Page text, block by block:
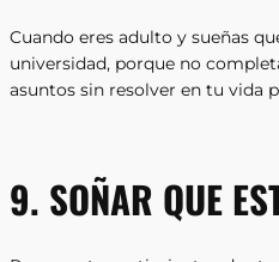
Cuando eres adulto y sueñas
universidad, porque no
asuntos sin resolver en tu vida
9. SOÑAR QUE